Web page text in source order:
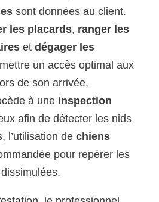
sont données au client.
les placards, ranger les
etdégager les
un accès optimal aux
de son arrivée,
à une inspection
afin de détecter les nids
l’utilisation dechiens
pour repérer les